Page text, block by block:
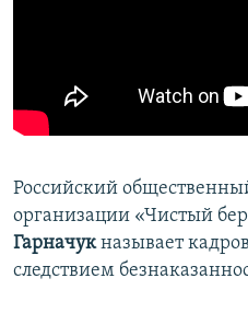
Российский
организации «Чистый
Гарначукназывает
следствием